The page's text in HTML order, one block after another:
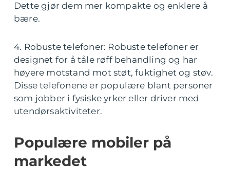
Dette gjør dem mer kompakte og enklere å
bære.
4. Robuste telefoner: Robuste telefoner er
designet for å tåle røff behandling og har
høyere motstand mot støt, fuktighet og støv.
Disse telefonene er populære blant personer
som jobber i fysiske yrker eller driver med
utendørsaktiviteter.
Populære mobiler på
markedet